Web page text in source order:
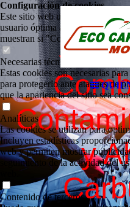
ESENCIAL
Si
y
Configuración de cookies
Este sitio web utiliza cookies
usuario óptima a los visitantes.
muestran si "Contenido de
Necesarias técnicamente
Estas cookies son necesarias
para protegerlo ante ataques de
que la apariencia del sitio sea
Analíticas
Las cookies se utilizan para
Incluyen estadísticas
web y permiten mostrar
seguimiento de la actividad del
Contenido de terceros